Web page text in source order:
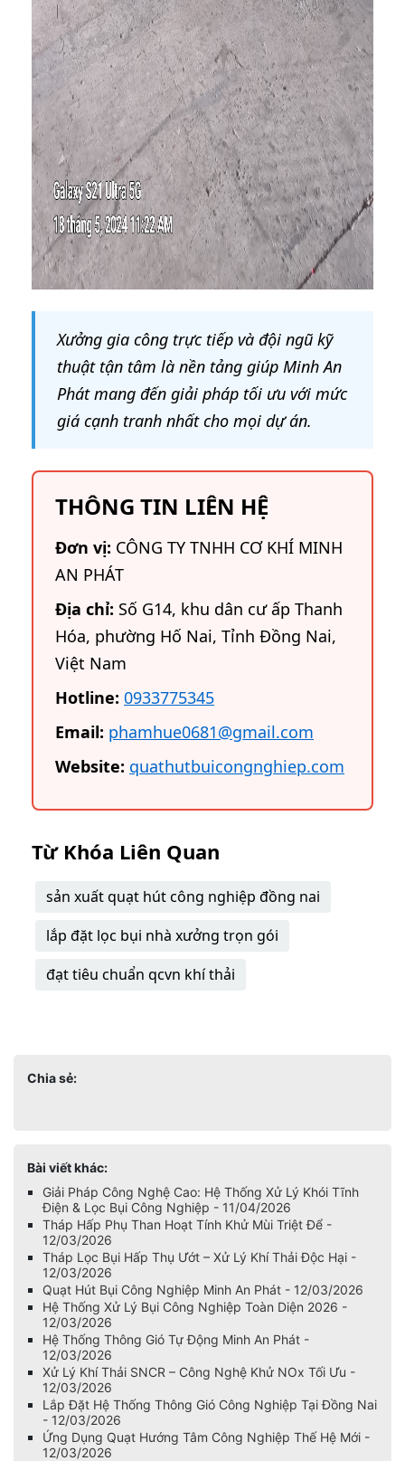
Xưởng gia công trực tiếp và đội ngũ kỹ
thuật tận tâm là nền tảng giúp Minh An
Phát mang đến giải pháp tối ưu với mức
giá cạnh tranh nhất cho mọi dự án.
THÔNG TIN LIÊN HỆ
Đơn vị: CÔNG TY TNHH CƠ KHÍ MINH
AN PHÁT
Địa chỉ: Số G14, khu dân cư ấp Thanh
Hóa, phường Hố Nai, Tỉnh Đồng Nai,
Việt Nam
Hotline: 0933775345
Email: phamhue0681@gmail.com
Website: quathutbuicongnghiep.com
Từ Khóa Liên Quan
sản xuất quạt hút công nghiệp đồng nai
lắp đặt lọc bụi nhà xưởng trọn gói
đạt tiêu chuẩn qcvn khí thải
Chia sẻ:
Bài viết khác:
Giải Pháp Công Nghệ Cao: Hệ Thống Xử Lý Khói Tĩnh
Điện & Lọc Bụi Công Nghiệp - 11/04/2026
Tháp Hấp Phụ Than Hoạt Tính Khử Mùi Triệt Để -
12/03/2026
Tháp Lọc Bụi Hấp Thụ Ướt – Xử Lý Khí Thải Độc Hại -
12/03/2026
Quạt Hút Bụi Công Nghiệp Minh An Phát - 12/03/2026
Hệ Thống Xử Lý Bụi Công Nghiệp Toàn Diện 2026 -
12/03/2026
Hệ Thống Thông Gió Tự Động Minh An Phát -
12/03/2026
Xử Lý Khí Thải SNCR – Công Nghệ Khử NOx Tối Ưu -
12/03/2026
Lắp Đặt Hệ Thống Thông Gió Công Nghiệp Tại Đồng Nai
- 12/03/2026
Ứng Dụng Quạt Hướng Tâm Công Nghiệp Thế Hệ Mới -
12/03/2026